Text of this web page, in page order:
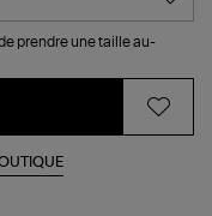
prendre une taille au-